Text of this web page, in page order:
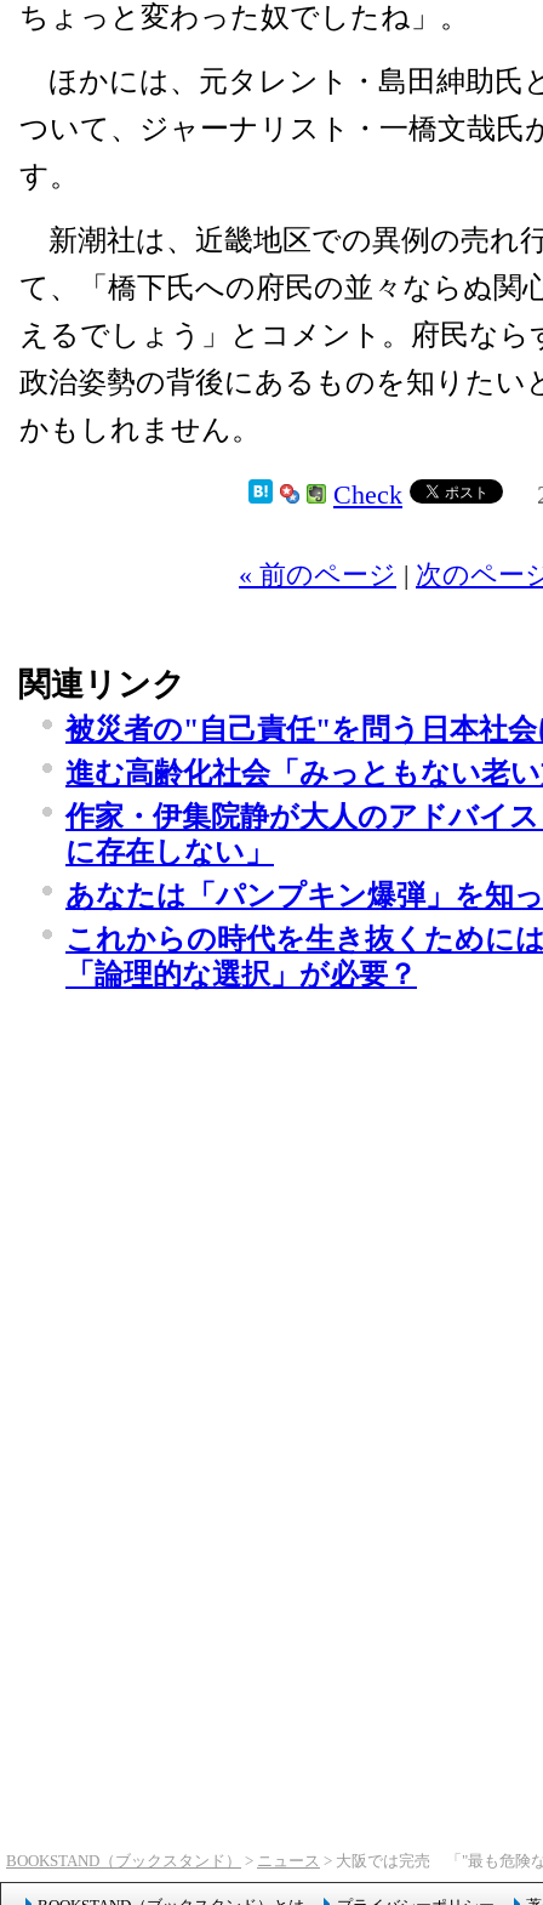
ちょっと変わった奴でしたね」。
ほかには、元タレント・島田紳助氏
ついて、ジャーナリスト・一橋文哉氏
す。
新潮社は、近畿地区での異例の売れ
て、「橋下氏への府民の並々ならぬ関
えるでしょう」とコメント。府民なら
政治姿勢の背後にあるものを知りたい
かもしれません。
Check
« 前のページ | 次のペー
関連リンク
被災者の"自己責任"を問う日本社
進む高齢化社会「みっともない老
作家・伊集院静が大人のアドバイ
に存在しない」
あなたは「パンプキン爆弾」を知
これからの時代を生き抜くために
「論理的な選択」が必要？
BOOKSTAND（ブックスタンド） > ニュース > 大阪では完売 「"最も危険